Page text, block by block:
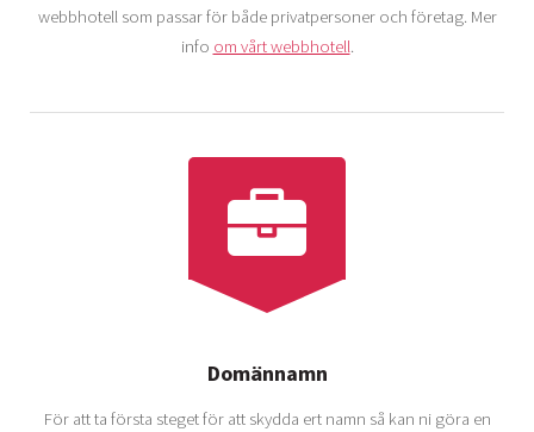
webbhotell som passar för både privatpersoner och företag. Mer
info om vårt webbhotell.
Domännamn
För att ta första steget för att skydda ert namn så kan ni göra en